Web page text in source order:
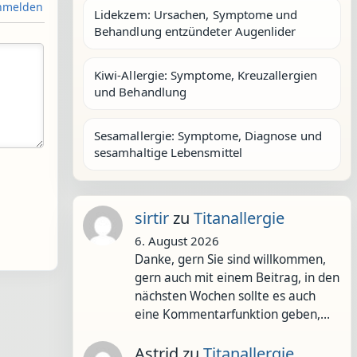
Lidekzem: Ursachen, Symptome und
Behandlung entzündeter Augenlider
Kiwi-Allergie: Symptome, Kreuzallergien
und Behandlung
Sesamallergie: Symptome, Diagnose und
sesamhaltige Lebensmittel
sirtirzu Titanallergie
6. August 2026
Danke, gern Sie sind willkommen,
gern auch mit einem Beitrag, in den
nächsten Wochen sollte es auch
eine Kommentarfunktion geben,…